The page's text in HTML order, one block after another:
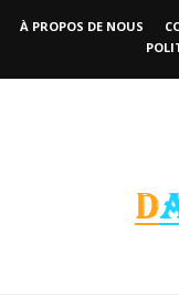
À PROPOS DE NOUS